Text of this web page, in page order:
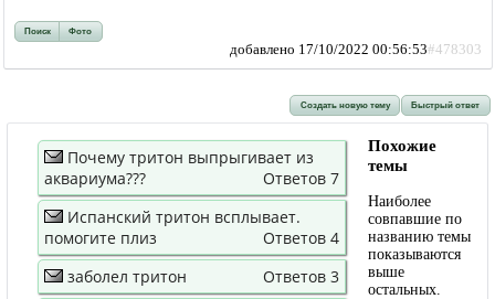
Поиск Фото
добавлено 17/10/2022 00:56:53#478303
Создать новую тему Быстрый ответ
Почему тритон выпрыгивает из
аквариума???
Ответов 7
Испанский тритон всплывает.
помогите плиз
Ответов 4
заболел тритон
Ответов 3
Похожие
темы
Наиболее
совпавшие по
названию темы
показываются
выше
остальных.